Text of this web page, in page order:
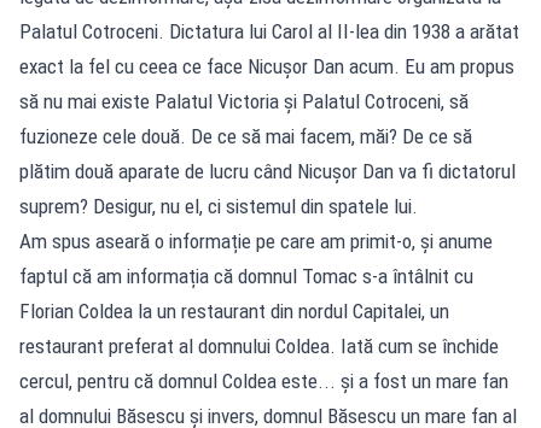
Palatul Cotroceni. Dictatura lui Carol al II-lea din 1938 a arătat
exact la fel cu ceea ce face Nicușor Dan acum. Eu am propus
să nu mai existe Palatul Victoria și Palatul Cotroceni, să
fuzioneze cele două. De ce să mai facem, măi? De ce să
plătim două aparate de lucru când Nicușor Dan va fi dictatorul
suprem? Desigur, nu el, ci sistemul din spatele lui.
Am spus aseară o informație pe care am primit-o, și anume
faptul că am informația că domnul Tomac s-a întâlnit cu
Florian Coldea la un restaurant din nordul Capitalei, un
restaurant preferat al domnului Coldea. Iată cum se închide
cercul, pentru că domnul Coldea este... și a fost un mare fan
al domnului Băsescu și invers, domnul Băsescu un mare fan al